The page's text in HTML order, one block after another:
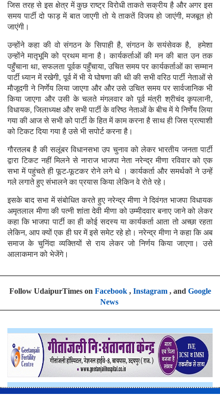
जिस तरह से इस क्षेत्र में कुछ राष्ट्र विरोधी ताकते सक्रीय है और अगर इस
समय पार्टी दो फाड़ में बात जाएगी तो ये ताकतें विजय हो जाएंगी, मजबूत हो
जाएंगी।
उन्होंने कहा की वो संगठन के सिपाही है, संगठन के सयंसेवक है, हमेशा
उन्होंने मातृभूमि को प्रथम माना है। कार्यकर्ताओं की मन की बात उन तक
पहुँचाना था, सफलता पूर्वक पहुँचाया, उचित समय पर कार्यकर्ताओं का सम्मान
पार्टी ध्यान में रखेगी, पूर्व में भी ये घोषणा की थी की सभी वरिठ पार्टी नेताओं से
मौजूदगी ने निर्णेय लिया जाएगा और और उसे उचित समय पर सार्वजानिक भी
किया जाएगा और उसी के चलते मंगलवार को पूर्व मंत्री श्रीचंद कृपलानी,
विधायक, जिलाध्यक्ष और सभी पार्टी के वरिष्ठ नेताओं के बीच में ये निर्णेय लिया
गया की आज से सभी को पार्टी के हित में काम करना है साथ ही जिस प्रत्याशी
को टिकट दिया गया है उसे भी सपोर्ट करना है।
गौरतलब है की सलूंबर विधानसभा उप चुनाव को लेकर भारतीय जनता पार्टी
द्वारा टिकट नहीं मिलने से नाराज भाजपा नेता नरेन्द्र मीणा रविवार को एक
सभा में पहुंचते ही फूट-फूटकर रोने लगे थे । कार्यकर्ता और समर्थकों ने उन्हें
गले लगाते हुए संभालने का प्रयास किया लेकिन वे रोते रहे।
इसके बाद सभा में संबोधित करते हुए नरेन्द्र मीणा ने दिवंगत भाजपा विधायक
अमृतलाल मीणा की पत्नी शांता देवी मीणा को उम्मीदवार बनाए जाने को लेकर
कहा कि भाजपा पार्टी का ही कोई सदस्य या कार्यकर्ता आता तो अच्छा रहता
लेकिन, आप क्यों एक ही घर में इसे समेट रहे हो। नरेन्द्र मीणा ने कहा कि अब
समाज के चुनिंदा व्यक्तियों से राय लेकर जो निर्णय किया जाएगा। उसे
आलाकमान को भेजेंगे।
Follow UdaipurTimes on Facebook, Instagram, and Google
News